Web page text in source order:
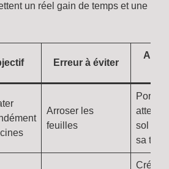
un réel gain de temps et une
Erreur à éviter
Arroser les
feuilles
Portez
sol
sa
Créer